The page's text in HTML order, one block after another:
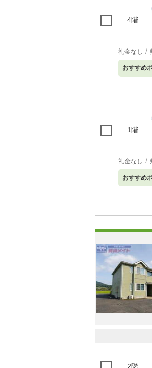
4階
礼金なし
おすすめ
1階
礼金なし
おすすめ